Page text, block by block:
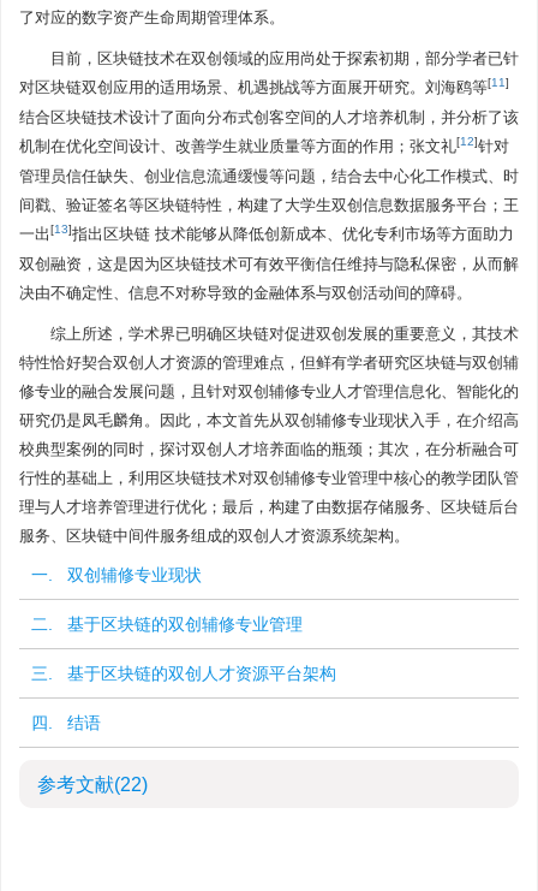
了对应的数字资产生命周期管理体系。
目前，区块链技术在双创领域的应用尚处于探索初期，部分学者已针
对区块链双创应用的适用场景、机遇挑战等方面展开研究。刘海鸥等[11]
结合区块链技术设计了面向分布式创客空间的人才培养机制，并分析了该
机制在优化空间设计、改善学生就业质量等方面的作用；张文礼[12]针对
管理员信任缺失、创业信息流通缓慢等问题，结合去中心化工作模式、时
间戳、验证签名等区块链特性，构建了大学生双创信息数据服务平台；王
一出[13]指出区块链 技术能够从降低创新成本、优化专利市场等方面助力
双创融资，这是因为区块链技术可有效平衡信任维持与隐私保密，从而解
决由不确定性、信息不对称导致的金融体系与双创活动间的障碍。
综上所述，学术界已明确区块链对促进双创发展的重要意义，其技术
特性恰好契合双创人才资源的管理难点，但鲜有学者研究区块链与双创辅
修专业的融合发展问题，且针对双创辅修专业人才管理信息化、智能化的
研究仍是凤毛麟角。因此，本文首先从双创辅修专业现状入手，在介绍高
校典型案例的同时，探讨双创人才培养面临的瓶颈；其次，在分析融合可
行性的基础上，利用区块链技术对双创辅修专业管理中核心的教学团队管
理与人才培养管理进行优化；最后，构建了由数据存储服务、区块链后台
服务、区块链中间件服务组成的双创人才资源系统架构。
一. 双创辅修专业现状
二. 基于区块链的双创辅修专业管理
三. 基于区块链的双创人才资源平台架构
四. 结语
参考文献(22)